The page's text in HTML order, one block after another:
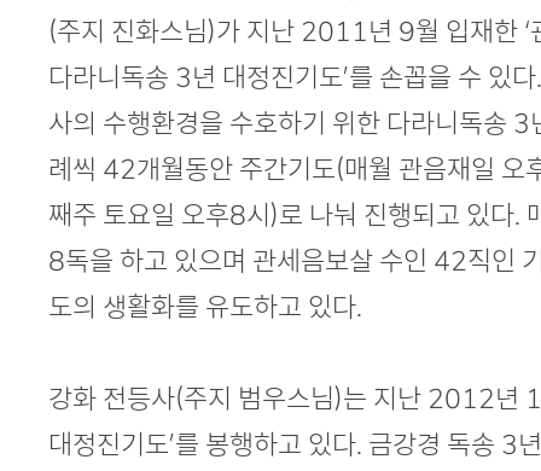
(주지 진화스님)가 지난 2011년 9월 입재한
다라니독송 3년 대정진기도’를 손꼽을 수 있
사의 수행환경을 수호하기 위한 다라니독송
례씩 42개월동안 주간기도(매월 관음재일 오
째주 토요일 오후8시)로 나눠 진행되고 있다.
8독을 하고 있으며 관세음보살 수인 42직인
도의 생활화를 유도하고 있다.
강화 전등사(주지 범우스님)는 지난 2012년
대정진기도’를 봉행하고 있다. 금강경 독송 3